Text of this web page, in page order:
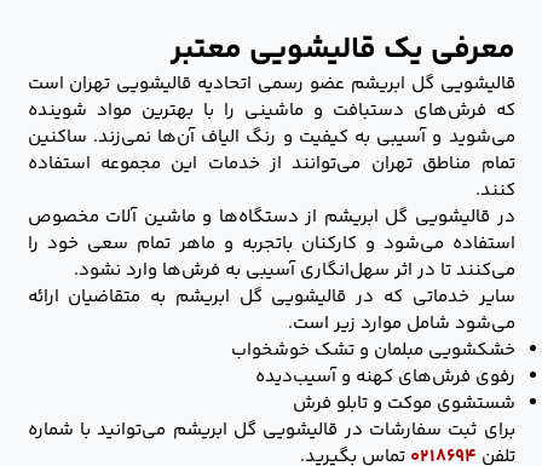
معرفی یک قالیشویی معتبر
قالیشویی گل ابریشم عضو رسمی اتحادیه قالیشویی تهران است
که فرش‌های دستبافت و ماشینی را با بهترین مواد شوینده
می‌شوید و آسیبی به کیفیت و رنگ الیاف آن‌ها نمی‌زند. ساکنین
تمام مناطق تهران می‌توانند از خدمات این مجموعه استفاده
کنند.
در قالیشویی گل ابریشم از دستگاه‌ها و ماشین آلات مخصوص
استفاده می‌شود و کارکنان باتجربه و ماهر تمام سعی خود را
می‌کنند تا در اثر سهل‌انگاری آسیبی به فرش‌ها وارد نشود.
سایر خدماتی که در قالیشویی گل ابریشم به متقاضیان ارائه
می‌شود شامل موارد زیر است.
خشکشویی مبلمان و تشک خوشخواب
رفوی فرش‌های کهنه و آسیب‌دیده
شستشوی موکت و تابلو فرش
برای ثبت سفارشات در قالیشویی گل ابریشم می‌توانید با شماره
تلفن ۰۲۱۸۶۹۴ تماس بگیرید.